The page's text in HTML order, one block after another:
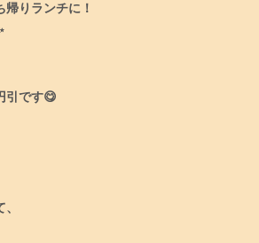
りランチに！⁠
引です😋⁠